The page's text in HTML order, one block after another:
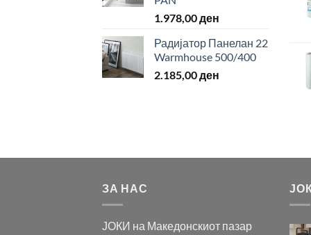
1.978,00 ден
Радијатор Панелан 22
Warmhouse 500/400
2.185,00 ден
ЗА НАС
ЈОКИ на Македонскиот пазар